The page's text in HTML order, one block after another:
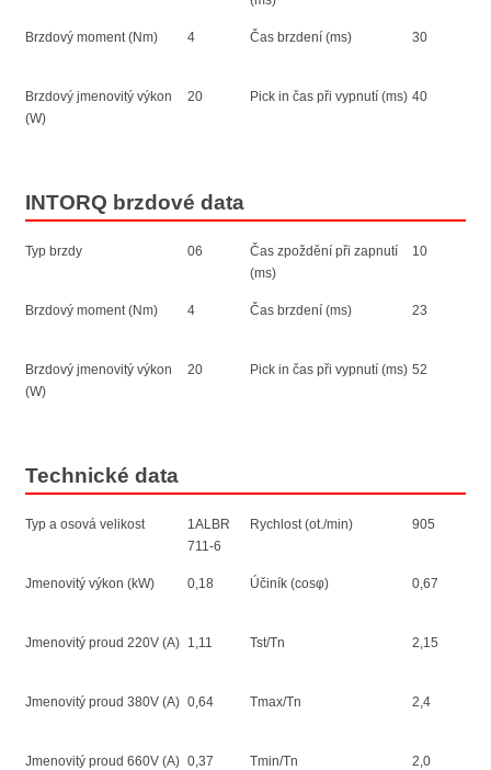
Brzdový moment (Nm) 4
Brzdový jmenovitý výkon
(W)
20
Čas brzdení (ms) 30
Pick in čas při vypnutí (ms) 40
INTORQ brzdové data
Typ brzdy 06
Brzdový moment (Nm) 4
Brzdový jmenovitý výkon
(W)
20
Čas zpoždění při zapnutí
(ms)
10
Čas brzdení (ms) 23
Pick in čas při vypnutí (ms) 52
Technické data
Typ a osová velikost
1ALBR
711-6
Jmenovitý výkon (kW) 0,18
Jmenovitý proud 220V (A) 1,11
Jmenovitý proud 380V (A) 0,64
Jmenovitý proud 660V (A) 0,37
Rychlost (ot./min) 905
Účiník (cosφ) 0,67
Tst/Tn 2,15
Tmax/Tn 2,4
Tmin/Tn 2,0